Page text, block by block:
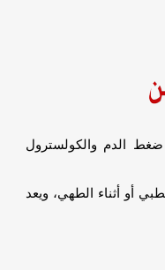
الدم والكولسترول
أو أثناء الطهي، ويعد